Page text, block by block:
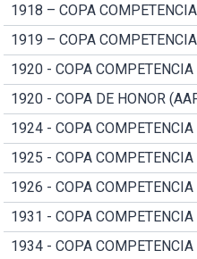
1918 – COPA
1919 – COPA
1920 - COPA
1920 - COPA DE HONOR
1924 - COPA
1925 - COPA
1926 - COPA
1931 - COPA COMPETENCIA
1934 - COPA